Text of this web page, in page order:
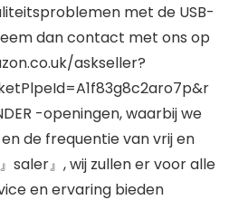
met de USB-
dan contact met ons op
askseller?
-openingen, waarbij we
de frequentie van vrij en
saler』, wij zullen er voor alle
en ervaring bieden